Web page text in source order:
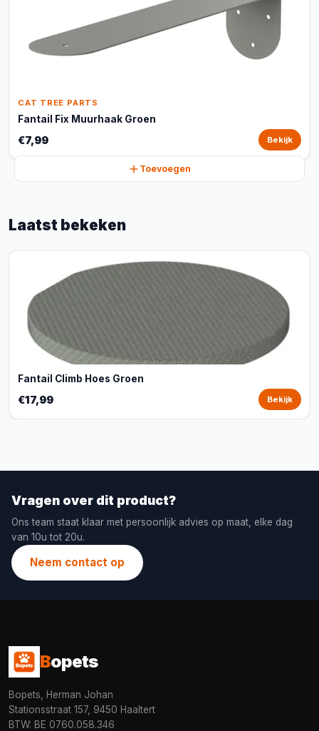
CAT TREE PARTS
Fantail Fix Muurhaak Groen
€7,99 Bekijk
Toevoegen
Laatst bekeken
Fantail Climb Hoes Groen
€17,99 Bekijk
Vragen over dit product?
Ons team staat klaar met persoonlijk advies op maat, elke dag
van 10u tot 20u.
Neem contact op
Bopets
Bopets, Herman Johan
Stationsstraat 157, 9450 Haaltert
BTW: BE 0760.058.346